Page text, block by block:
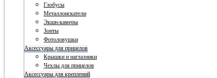
Глобусы
Металлоискатели
Экшн-камеры
Зонты
Фотоловушки
Аксессуары для прицелов
Крышки и наглазники
Чехлы для прицелов
Аксессуары для креплений